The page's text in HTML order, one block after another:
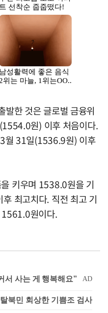
한 것은 글로벌 금융위
원) 이후 처음이다.
월 31일(1536.9원) 이후
키우며 1538.0원을 기
최고치다. 직전 최고 기
원이다.
북민 회상한 기쁨조 검사